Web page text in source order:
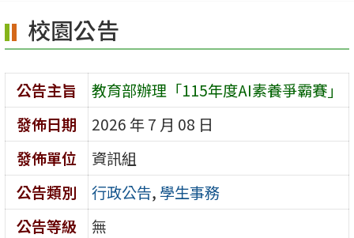
容
區
校園公告
公告主旨
教育部辦理「115年度AI素養爭霸賽」
發佈日期
2026 年 7 月 08 日
發佈單位
資訊組
公告類別
行政公告, 學生事務
公告等級
無